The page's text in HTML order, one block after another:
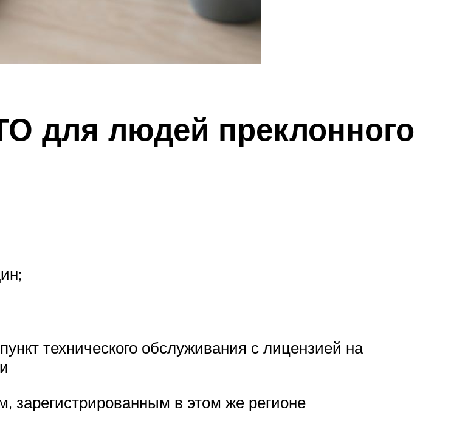
для людей преклонного
технического обслуживания с лицензией на
зарегистрированным в этом же регионе